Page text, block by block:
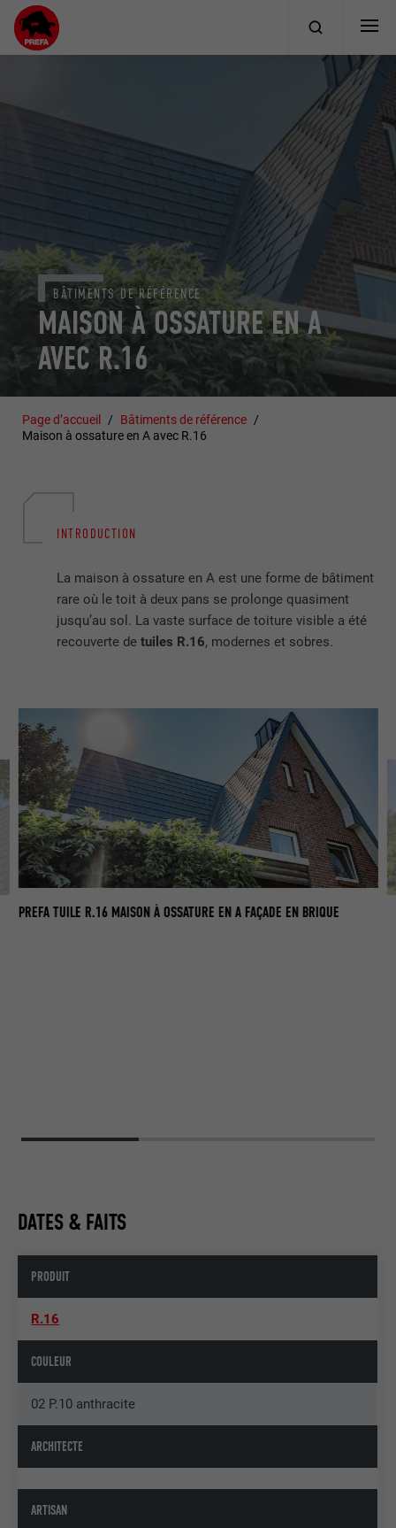
MAISON À OSSATURE EN A
AVEC R.16
BÂTIMENTS DE RÉFÉRENCE
Page d’accueil
Bâtiments de référence
Maison à ossature en A avec R.16
INTRODUCTION
La maison à ossature en A est une forme de bâtiment
rare où le toit à deux pans se prolonge quasiment
jusqu’au sol. La vaste surface de toiture visible a été
recouverte detuiles R.16, modernes et sobres.
PREFA TUILE R.16 MAISON À OSSATURE EN A FAÇADE EN BRIQUE
DATES & FAITS
PRODUIT
R.16
COULEUR
02 P.10 anthracite
ARCHITECTE
ARTISAN